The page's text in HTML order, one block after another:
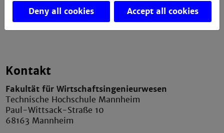
Datenschutzerklärung
Contact Webmaster
Kontakt
Fakultät für Wirtschaftsingenieurwesen
Technische Hochschule Mannheim
Paul-Wittsack-Straße 10
68163 Mannheim
Deny all cookies Accept all cookies